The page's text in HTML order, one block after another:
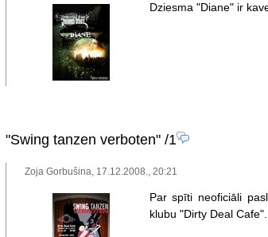
Dziesma "Diane" ir
"Swing tanzen verboten"/1
Zoja Gorbušina, 17.12.2008., 20:21
Par spīti neoficiāli
klubu "Dirty Deal Cafe".